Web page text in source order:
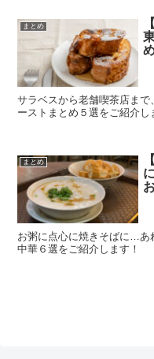
まとめ
サラベスから老舗喫茶店ま
ーストまとめ５選をご紹介し
まとめ
お粥に点心に焼きそばに…あ
中華６選をご紹介します！